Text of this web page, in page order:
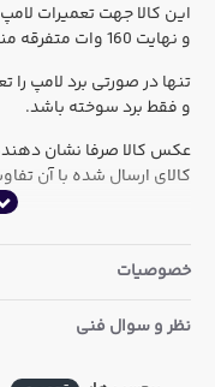
و نهایت 160 وات متفرقه مناسب می باشد.
تنها در صورتی برد لامپ
و فقط برد سوخته باشد.
عکس کالا صرفا نشان
کالای ارسال شده با آن
خصوصیات
نظر و سوال فنی